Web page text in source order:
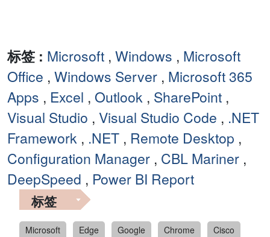
标签 : Microsoft , Windows , Microsoft
Office , Windows Server , Microsoft 365
Apps , Excel , Outlook , SharePoint ,
Visual Studio , Visual Studio Code , .NET
Framework , .NET , Remote Desktop ,
Configuration Manager , CBL Mariner ,
DeepSpeed , Power BI Report
标签
Microsoft Edge Google Chrome
Cisco